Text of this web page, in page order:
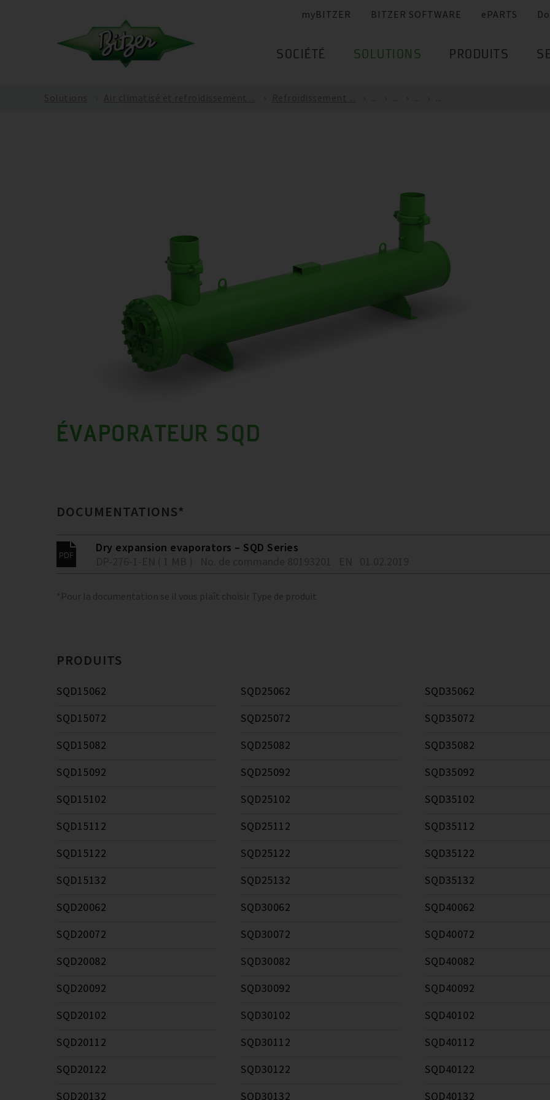
myBITZER BITZER SOFTWARE ePARTS
SOCIÉTÉ SOLUTIONS PRODUITS
ÉVAPORATEUR SQD
DOCUMENTATIONS*
Dry expansion evaporators – SQD Series
*Pour la documentation se il vous plaît choisir Type de produit
PRODUITS
SQD15062
SQD15072
SQD15082
SQD15092
SQD15102
SQD15112
SQD15122
SQD15132
SQD20062
SQD20072
SQD20082
SQD20092
SQD20102
SQD20112
SQD20122
SQD20132
SQD25062
SQD25072
SQD25082
SQD25092
SQD25102
SQD25112
SQD25122
SQD25132
SQD30062
SQD30072
SQD30082
SQD30092
SQD30102
SQD30112
SQD30122
SQD30132
SQD35062
SQD35072
SQD35082
SQD35092
SQD35102
SQD35112
SQD35122
SQD35132
SQD40062
SQD40072
SQD40082
SQD40092
SQD40102
SQD40112
SQD40122
SQD40132